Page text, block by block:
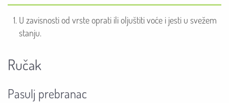
U zavisnosti od vrste oprati ili oljuštiti voće i jesti u svežem
stanju.
Ručak
Pasulj prebranac